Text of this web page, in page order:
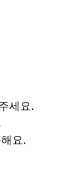
세요.
요.